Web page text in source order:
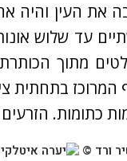
את העין והיה
עד שלוש
מתוך
המרוכז
כתומות.